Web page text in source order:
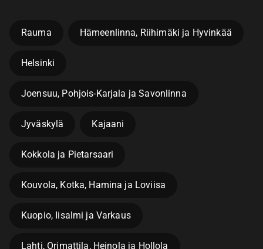
Rauma Hämeenlinna, Riihimäki ja Hyvinkää
Helsinki
Joensuu, Pohjois-Karjala ja Savonlinna
Jyväskylä Kajaani
Kokkola ja Pietarsaari
Kouvola, Kotka, Hamina ja Loviisa
Kuopio, Iisalmi ja Varkaus
Lahti, Orimattila, Heinola ja Hollola